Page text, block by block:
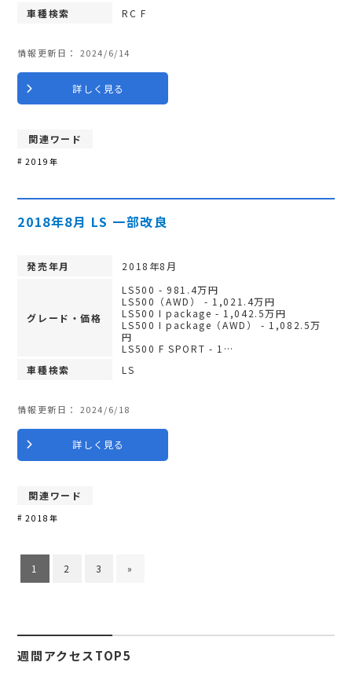
車種検索
RC F
情報更新日： 2024/6/14
詳しく見る
関連ワード
2019年
2018年8月 LS 一部改良
発売年月 2018年8月
グレード・価格
LS500 - 981.4万円
LS500（AWD） - 1,021.4万円
LS500 I package - 1,042.5万円
LS500 I package（AWD） - 1,082.5万
円
LS500 F SPORT - 1…
車種検索
LS
情報更新日： 2024/6/18
詳しく見る
関連ワード
2018年
1 2 3 »
週間アクセスTOP5